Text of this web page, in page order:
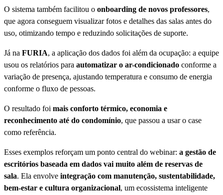
O sistema também facilitou o onboarding de novos professores,
que agora conseguem visualizar fotos e detalhes das salas antes do
uso, otimizando tempo e reduzindo solicitações de suporte.
Já na FURIA, a aplicação dos dados foi além da ocupação: a equipe
usou os relatórios para automatizar o ar-condicionado conforme a
variação de presença, ajustando temperatura e consumo de energia
conforme o fluxo de pessoas.
O resultado foi mais conforto térmico, economia e
reconhecimento até do condomínio, que passou a usar o case
como referência.
Esses exemplos reforçam um ponto central do webinar: a gestão de
escritórios baseada em dados vai muito além de reservas de
sala. Ela envolve integração com manutenção, sustentabilidade,
bem-estar e cultura organizacional, um ecossistema inteligente